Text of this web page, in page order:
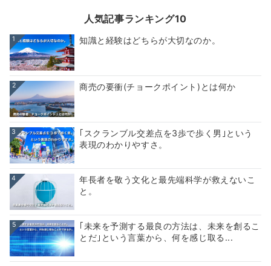
人気記事ランキング10
1 知識と経験はどちらが大切なのか。
2 商売の要衝(チョークポイント)とは何か
3
｢スクランブル交差点を3歩で歩く男｣という
表現のわかりやすさ。
4
年長者を敬う文化と最先端科学が救えないこ
と。
5
｢未来を予測する最良の方法は、未来を創るこ
とだ｣という言葉から、何を感じ取る...